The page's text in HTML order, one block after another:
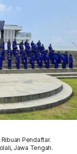
Pendaftar.
Jawa Tengah.